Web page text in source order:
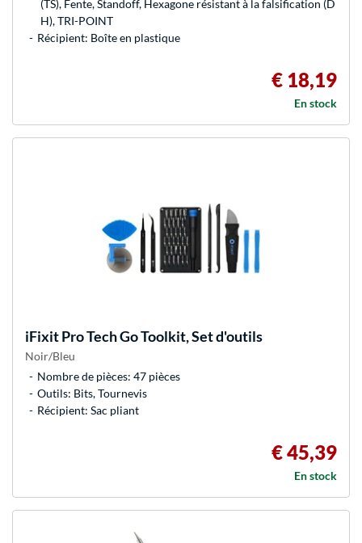
(TS), Fente, Standoff, Hexagone résistant à la falsification (D
H), TRI-POINT
Récipient: Boîte en plastique
€ 18,19
En stock
iFixitPro Tech Go Toolkit, Set d'outils
Noir/Bleu
Nombre de pièces: 47 pièces
Outils: Bits, Tournevis
Récipient: Sac pliant
€ 45,39
En stock